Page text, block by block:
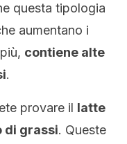
questa tipologia
aumentano i
contiene alte
.
provare il latte
di grassi. Queste